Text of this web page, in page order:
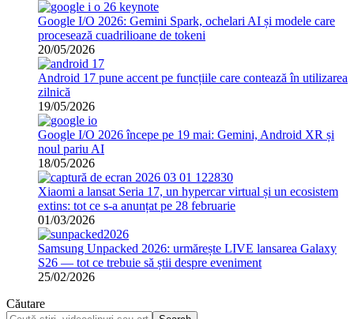
Google I/O 2026: Gemini Spark, ochelari AI și modele care
procesează cuadrilioane de tokeni
20/05/2026
Android 17 pune accent pe funcțiile care contează în utilizarea
zilnică
19/05/2026
Google I/O 2026 începe pe 19 mai: Gemini, Android XR și
noul pariu AI
18/05/2026
Xiaomi a lansat Seria 17, un hypercar virtual și un ecosistem
extins: tot ce s-a anunțat pe 28 februarie
01/03/2026
Samsung Unpacked 2026: urmărește LIVE lansarea Galaxy
S26 — tot ce trebuie să știi despre eveniment
25/02/2026
Căutare